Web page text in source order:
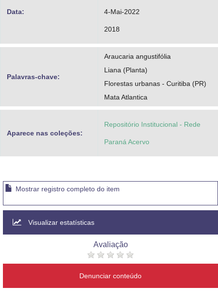
Data: 4-Mai-2022
2018
Palavras-chave:
Araucaria angustifólia
Liana (Planta)
Florestas urbanas - Curitiba (PR)
Mata Atlantica
Aparece nas coleções:
Repositório Institucional - Rede
Paraná Acervo
Mostrar registro completo do item
Visualizar estatísticas
Avaliação
Denunciar conteúdo